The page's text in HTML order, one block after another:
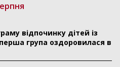
відпочинку дітей із
група оздоровилася в